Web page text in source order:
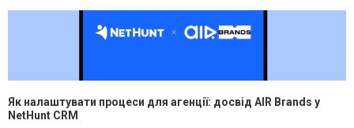
Як налаштувати процеси для агенції: досвід AIR Brands у
NetHunt CRM